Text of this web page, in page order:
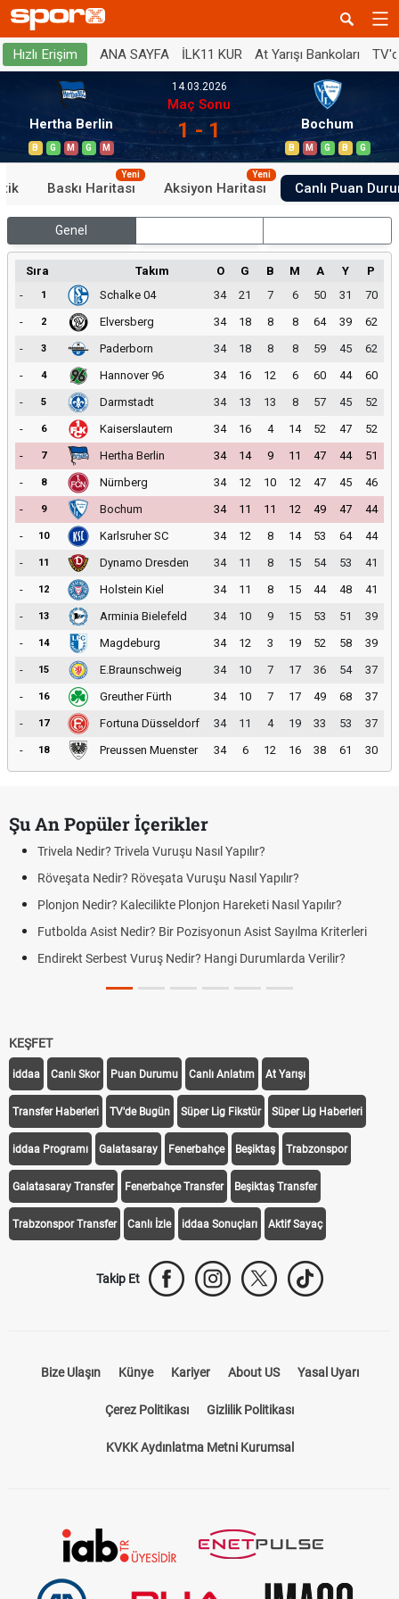
Hızlı Erişim ANA SAYFA İLK11 KUR At Yarışı Bankoları
Hertha Berlin
B G M G M
14.03.2026
Maç Sonu
1 - 1 Bochum
B M G B G
Baskı Haritası
Yeni
Aksiyon Haritası
Yeni
Canlı Puan
Genel
Sıra Takım O G B M A Y
P
-
1 Schalke 04 34 21 7 6 50 31
70
-
2 Elversberg 34 18 8 8 64 39
62
-
3 Paderborn 34 18 8 8 59 45
62
-
4 Hannover 96 34 16 12 6 60 44
60
-
5 Darmstadt 34 13 13 8 57 45
52
-
6 Kaiserslautern 34 16 4 14 52 47
52
-
7 Hertha Berlin 34 14 9 11 47 44
51
-
8 Nürnberg 34 12 10 12 47 45
46
-
9 Bochum 34 11 11 12 49 47
44
-
10 Karlsruher SC 34 12 8 14 53 64
44
-
11 Dynamo Dresden 34 11 8 15 54 53
41
-
12 Holstein Kiel 34 11 8 15 44 48
41
-
13 Arminia Bielefeld 34 10 9 15 53 51
39
-
14 Magdeburg 34 12 3 19 52 58
39
-
15 E.Braunschweig 34 10 7 17 36 54
37
-
16 Greuther Fürth 34 10 7 17 49 68
37
-
17 Fortuna Düsseldorf 34 11 4 19 33 53
37
-
18 Preussen Muenster 34 6 12 16 38 61 30
Şu An Popüler İçerikler
Trivela Nedir? Trivela Vuruşu Nasıl Yapılır?
Röveşata Nedir? Röveşata Vuruşu Nasıl Yapılır?
Plonjon Nedir? Kalecilikte Plonjon Hareketi Nasıl Yapılır?
Futbolda Asist Nedir? Bir Pozisyonun Asist Sayılma Kriterleri
Endirekt Serbest Vuruş Nedir? Hangi Durumlarda Verilir?
KEŞFET
iddaa Canlı Skor Puan Durumu Canlı Anlatım At Yarışı
Transfer Haberleri TV'de Bugün Süper Lig Fikstür Süper Lig Haberleri
iddaa Programı Galatasaray Fenerbahçe Beşiktaş Trabzonspor
Galatasaray Transfer Fenerbahçe Transfer Beşiktaş Transfer
Trabzonspor Transfer Canlı İzle iddaa Sonuçları Aktif Sayaç
Takip Et
Bize Ulaşın Künye Kariyer About US Yasal Uyarı
Çerez Politikası Gizlilik Politikası
KVKK Aydınlatma Metni Kurumsal